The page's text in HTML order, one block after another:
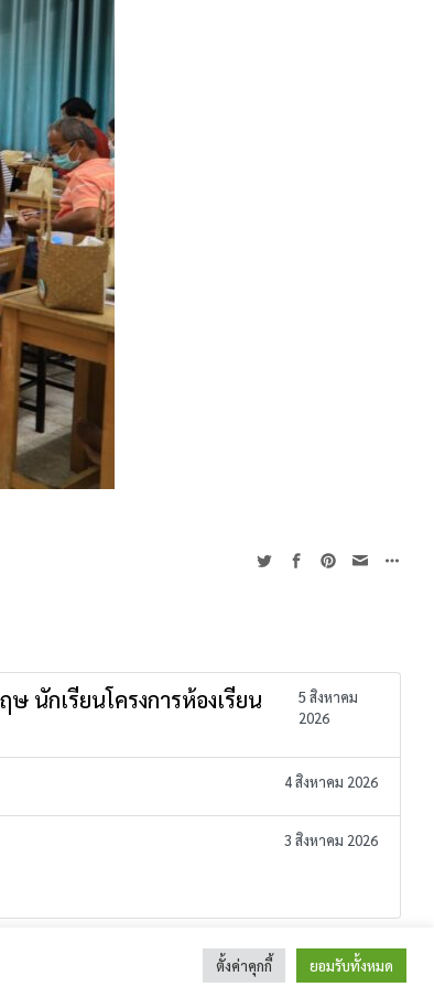
นักเรียนโครงการห้องเรียน
5 สิงหาคม
2026
4 สิงหาคม 2026
3 สิงหาคม 2026
รองนักเรียนชั้นมัธยมศึกษาปีที่ 2 และ 3 ปีการศึกษา 2566
187 E-Mail : sirindhorn.surin@gmail.com
ตั้งค่าคุกกี้ ยอมรับทั้งหมด